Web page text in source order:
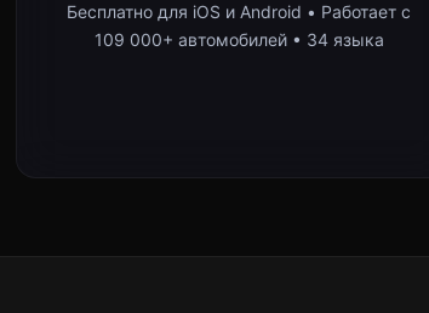
Бесплатно для iOS и Android • Работает с
109 000+ автомобилей • 34 языка